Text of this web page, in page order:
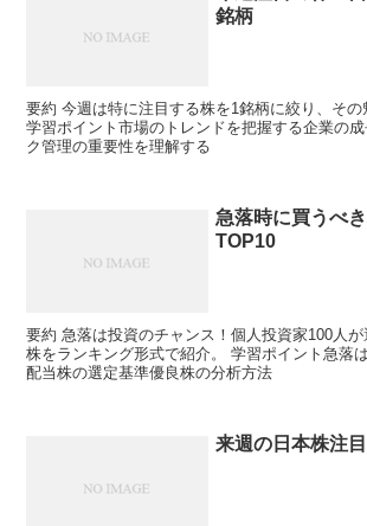
銘柄
要約 今週は特に注目する株を1銘柄に絞り、その
学習ポイント市場のトレンドを把握する企業の
ク管理の重要性を理解する
急落時に買うべ
TOP10
要約 急落は投資のチャンス！個人投資家100人
株をランキング形式で紹介。 学習ポイント急落
配当株の選定基準優良株の分析方法
来週の日本株注